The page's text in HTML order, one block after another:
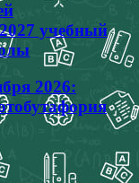
учебный
2026: